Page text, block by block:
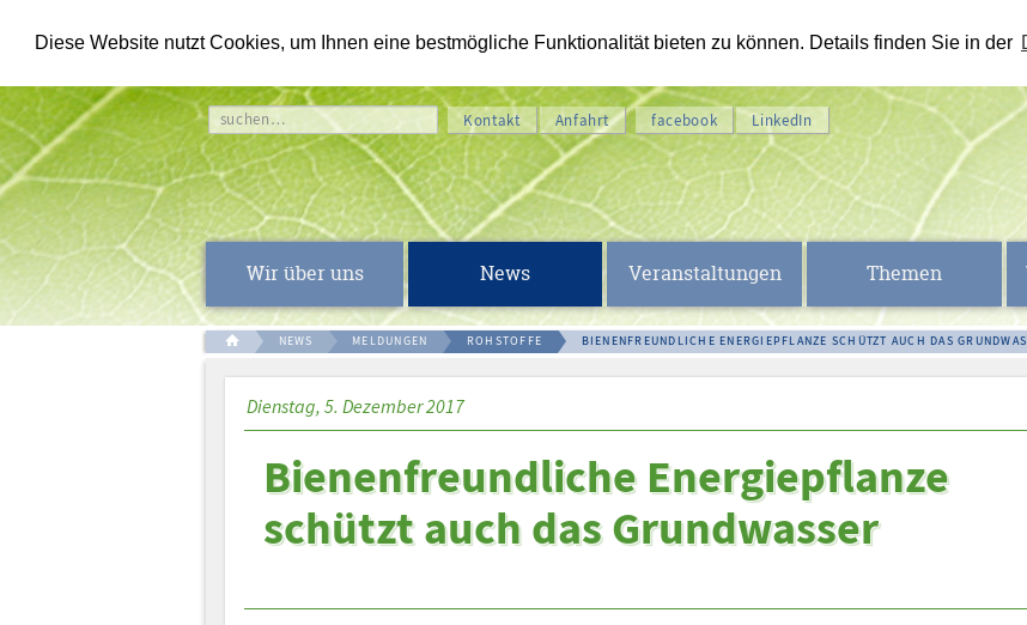
Diese Website nutzt Cookies, um Ihnen eine bestmögliche Funktionalität bieten zu können. Details finden Sie in der
suchen… Kontakt Anfahrt facebook LinkedIn
Wir über uns News Veranstaltungen Themen
NEWS MELDUNGEN ROHSTOFFE BIENENFREUNDLICHE ENERGIEPFLANZE SCHÜTZT AUCH DAS
Dienstag, 5. Dezember 2017
Bienenfreundliche Energiepflanze
schützt auch das Grundwasser